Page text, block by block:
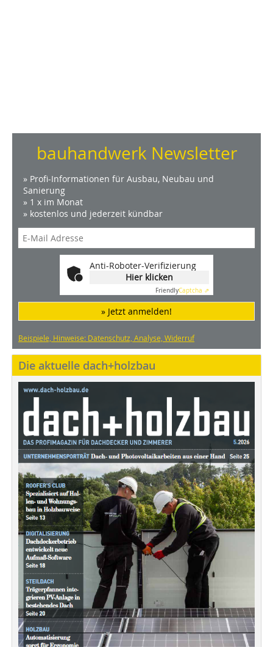
bauhandwerk Newsletter
» Profi-Informationen für Ausbau, Neubau und
Sanierung
» 1 x im Monat
» kostenlos und jederzeit kündbar
Anti-Roboter-Verifizierung
Hier klicken
FriendlyCaptcha ⇗
» Jetzt anmelden!
Beispiele, Hinweise: Datenschutz, Analyse, Widerruf
Die aktuelle dach+holzbau